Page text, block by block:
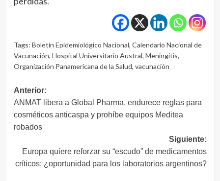
Tags: Boletín Epidemiológico Nacional, Calendario Nacional de
Vacunación, Hospital Universitario Austral, Meningitis,
Organización Panamericana de la Salud, vacunación
Navegación
de
entradas
Anterior:
ANMAT libera a Global Pharma, endurece reglas para
cosméticos anticaspa y prohíbe equipos Meditea
robados
Siguiente:
Europa quiere reforzar su “escudo” de medicamentos
críticos: ¿oportunidad para los laboratorios argentinos?